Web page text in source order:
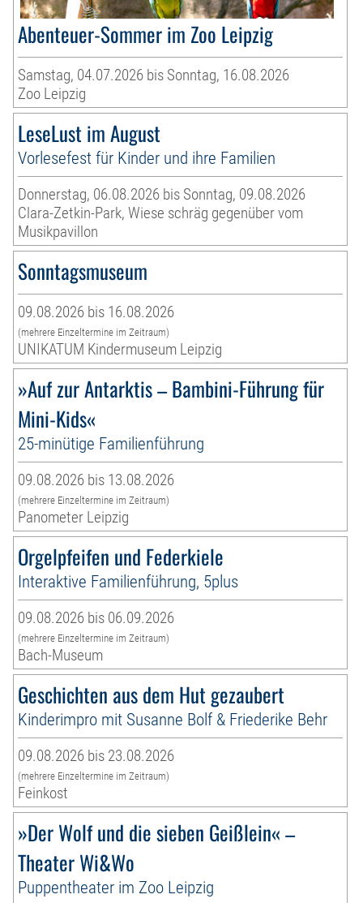
Abenteuer-Sommer im Zoo Leipzig
Samstag, 04.07.2026 bis Sonntag, 16.08.2026
Zoo Leipzig
LeseLust im August
Vorlesefest für Kinder und ihre Familien
Donnerstag, 06.08.2026 bis Sonntag, 09.08.2026
Clara-Zetkin-Park, Wiese schräg gegenüber vom
Musikpavillon
Sonntagsmuseum
09.08.2026 bis 16.08.2026
(mehrere Einzeltermine im Zeitraum)
UNIKATUM Kindermuseum Leipzig
»Auf zur Antarktis – Bambini-Führung für
Mini-Kids«
25-minütige Familienführung
09.08.2026 bis 13.08.2026
(mehrere Einzeltermine im Zeitraum)
Panometer Leipzig
Orgelpfeifen und Federkiele
Interaktive Familienführung, 5plus
09.08.2026 bis 06.09.2026
(mehrere Einzeltermine im Zeitraum)
Bach-Museum
Geschichten aus dem Hut gezaubert
Kinderimpro mit Susanne Bolf & Friederike Behr
09.08.2026 bis 23.08.2026
(mehrere Einzeltermine im Zeitraum)
Feinkost
»Der Wolf und die sieben Geißlein« –
Theater Wi&Wo
Puppentheater im Zoo Leipzig